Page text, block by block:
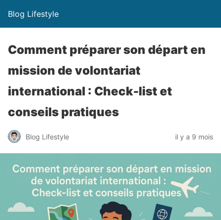
Blog Lifestyle
Comment préparer son départ en
mission de volontariat
international : Check-list et
conseils pratiques
Blog Lifestyle il y a 9 mois